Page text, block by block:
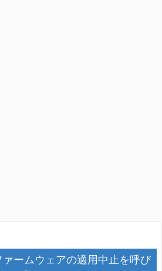
ァームウェアの適用中止を呼び